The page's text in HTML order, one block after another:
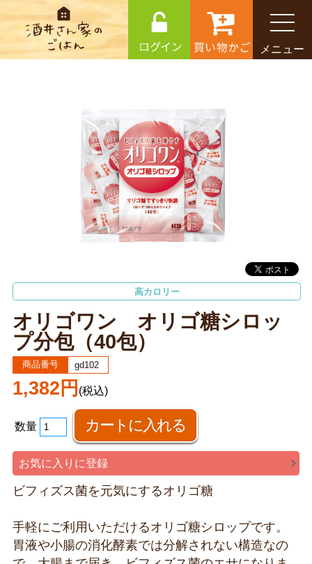
メニュー
高カロリー
オリゴワン オリゴ糖シロッ
プ分包（40包）
商品番号 gd102
1,382円 (税込)
数量
お気に入りに登録
ビフィズス菌を元気にするオリゴ糖
手軽にご利用いただけるオリゴ糖シロップです。
胃液や小腸の消化酵素では分解されない構造なの